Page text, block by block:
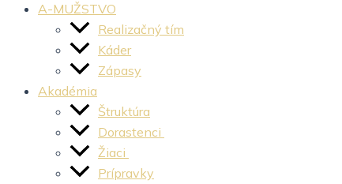
A-MUŽSTVO
Realizačný tím
Káder
Zápasy
Akadémia
Štruktúra
Dorastenci
Žiaci
Prípravky